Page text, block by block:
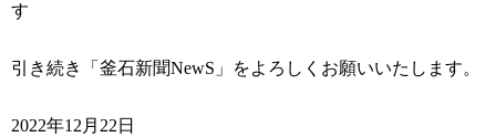
す
引き続き「釜石新聞NewS」をよろしくお願いいたします。
2022年12月22日